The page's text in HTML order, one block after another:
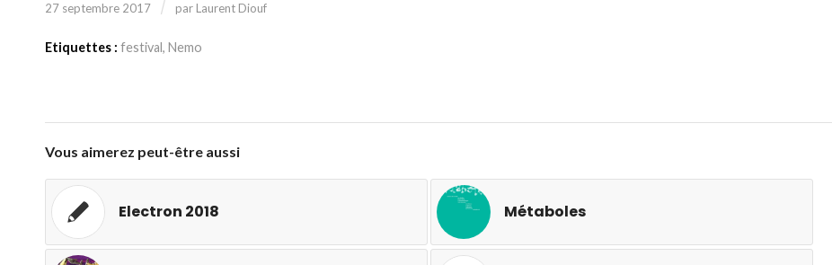
27 septembre 2017 / par Laurent Diouf
Etiquettes : festival, Nemo
Vous aimerez peut-être aussi
Electron 2018 Métaboles